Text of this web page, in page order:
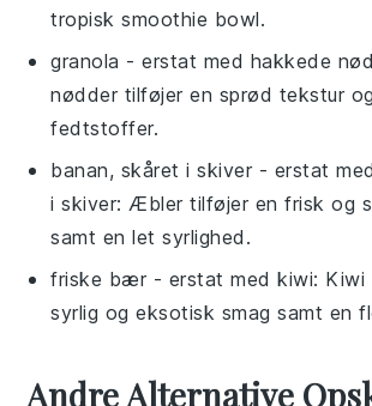
tropisk smoothie bowl.
granola - erstat med hakkede
nødder tilføjer en sprød tekstur
fedtstoffer.
banan, skåret i skiver - erstat
i skiver: Æbler tilføjer en frisk og
samt en let syrlighed.
friske bær - erstat medkiwi: Kiwi
syrlig og eksotisk smag samt en
Andre Alternative